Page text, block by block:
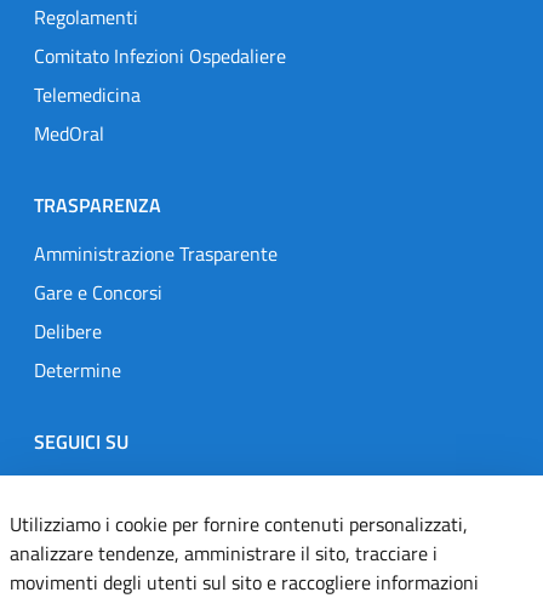
Regolamenti
Comitato Infezioni Ospedaliere
Telemedicina
MedOral
TRASPARENZA
Amministrazione Trasparente
Gare e Concorsi
Delibere
Determine
SEGUICI SU
Designers Italia
TwitterInstagramYoutubeLinkedin
Utilizziamo i cookie per fornire contenuti personalizzati,
analizzare tendenze, amministrare il sito, tracciare i
movimenti degli utenti sul sito e raccogliere informazioni